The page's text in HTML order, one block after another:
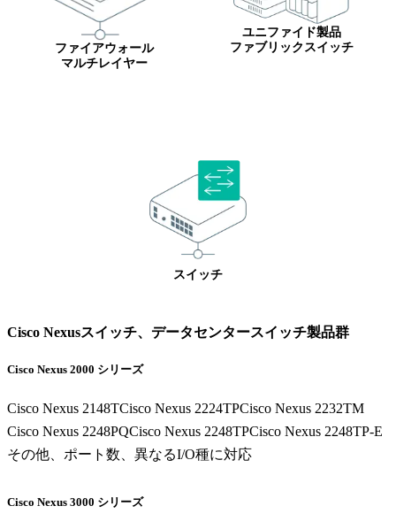
Ciscoルータ
Cisco Catalyst
Ciscoワイヤレス
Allied Telesis、YAMAHA、Fortinet
データセンター撤去/買取
データライブの保守品質
国内最大の保守パーツ備蓄量
セキュアIT機器適正処分(ITAD)
ファイアウォール
マルチレイヤー
ユニファイド製品
ファブリックスイッチ
スイッチ
Cisco Nexusスイッチ、データセンタースイッチ製品群
Cisco Nexus 2000 シリーズ
Cisco Nexus 2148TCisco Nexus 2224TPCisco Nexus 2232TM
Cisco Nexus 2248PQCisco Nexus 2248TPCisco Nexus 2248TP-E
その他、ポート数、異なるI/O種に対応
Cisco Nexus 3000 シリーズ